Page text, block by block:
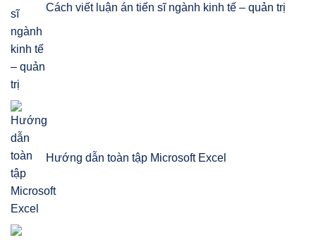
Cách viết luận án tiến sĩ ngành kinh tế – quản trị
Hướng dẫn toàn tập Microsoft Excel